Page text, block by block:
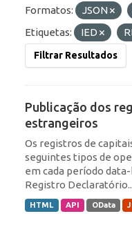
Formatos: JSON
Etiquetas:
IED
Filtrar Resultados
Publicação dos
estrangeiros
Os registros de
seguintes tipos de
em cada período
Registro
HTML API OData